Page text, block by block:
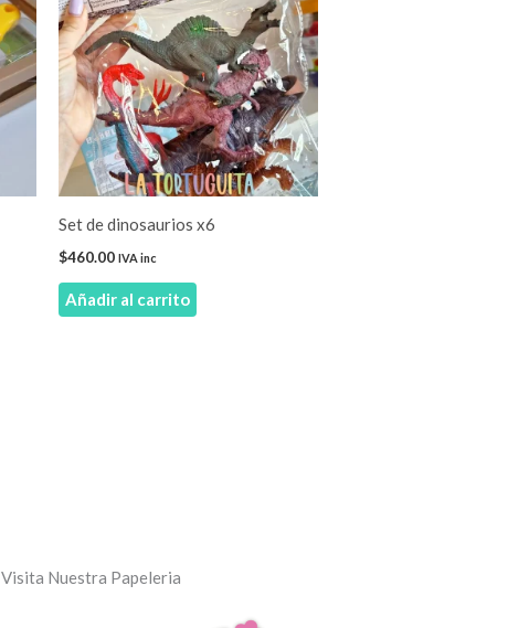
Set de dinosaurios x6
$460.00 IVA inc
Añadir al carrito
Visita Nuestra Papeleria